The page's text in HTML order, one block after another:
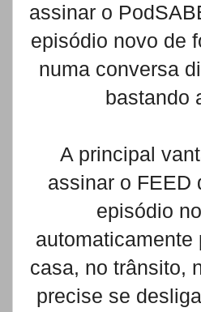
assinar o
episódio novo de
numa conversa
bastando
A principal
assinar o FEED
episódio
casa, no trânsito,
precise se